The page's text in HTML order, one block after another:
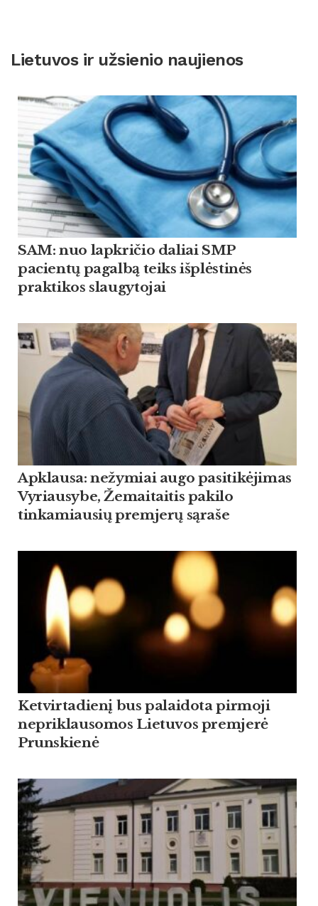
Lietuvos ir užsienio naujienos
SAM: nuo lapkričio daliai SMP
pacientų pagalbą teiks išplėstinės
praktikos slaugytojai
Apklausa: nežymiai augo pasitikėjimas
Vyriausybe, Žemaitaitis pakilo
tinkamiausių premjerų sąraše
Ketvirtadienį bus palaidota pirmoji
nepriklausomos Lietuvos premjerė
Prunskienė